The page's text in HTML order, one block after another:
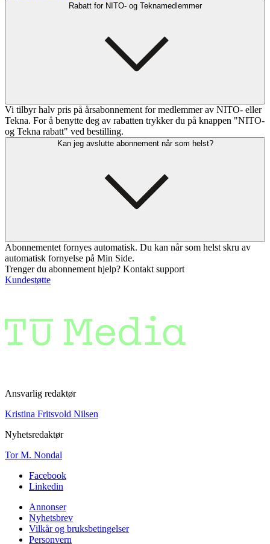
Rabatt for NITO- og Teknamedlemmer
Vi tilbyr halv pris på årsabonnement for medlemmer av NITO- eller
Tekna. For å benytte deg av rabatten trykker du på knappen "NITO-
og Tekna rabatt" ved bestilling.
Kan jeg avslutte abonnement når som helst?
Abonnementet fornyes automatisk. Du kan når som helst skru av
automatisk fornyelse på Min Side.
Trenger du abonnement hjelp? Kontakt support
Kundestøtte
Ansvarlig redaktør
Kristina Fritsvold Nilsen
Nyhetsredaktør
Tor M. Nondal
Facebook
Linkedin
Annonser
Nyhetsbrev
Vilkår og bruksbetingelser
Personvern